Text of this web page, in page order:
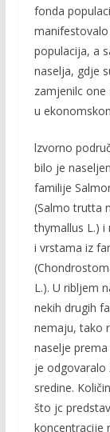
fonda
populacija, a
naselja, gdje
zamjenilc
u
lzvorno
bilo je
familije
(Salmo trutta
thymallus L.) i
i vrstama iz
L.). U ribljem
nekih drugih
nemaju, tako
naselje
je odgovaralo
sredine.
što jc
koncentracije